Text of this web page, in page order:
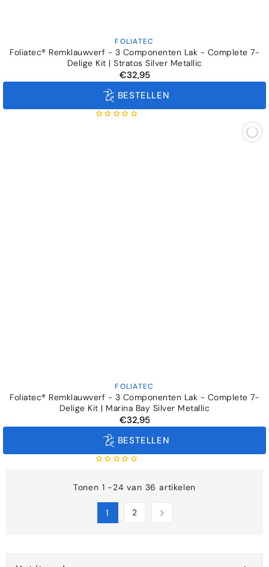
Verkoper:
FOLIATEC
Foliatec® Remklauwverf - 3 Componenten Lak - Complete 7-
Delige Kit | Stratos Silver Metallic
Normale
€32,95
BESTELLEN
Verkoper:
FOLIATEC
Foliatec® Remklauwverf - 3 Componenten Lak - Complete 7-
Delige Kit | Marina Bay Silver Metallic
Normale
€32,95
BESTELLEN
Tonen 1 -24 van 36 artikelen
1 2